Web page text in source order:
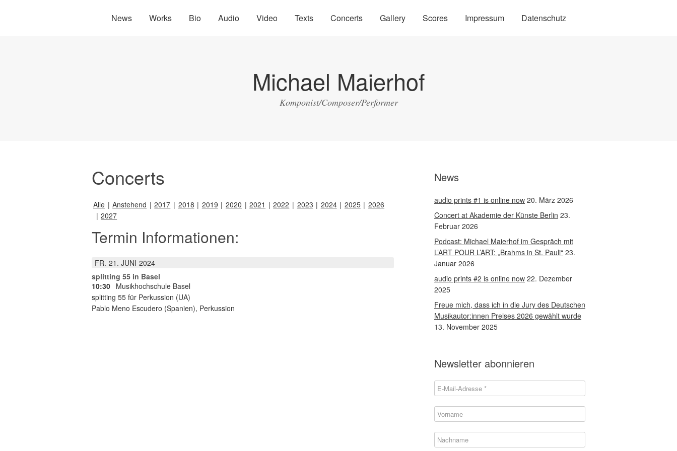
News Works Bio Audio Video Texts Concerts Gallery Scores Impressum Datenschutz
Michael Maierhof
Komponist/Composer/Performer
Concerts
Alle Anstehend 2017 2018 2019 2020 2021 2022 2023 2024 2025
2026
2027
Termin Informationen:
FR. 21 JUNI 2024
splitting 55 in Basel
10:30 Musikhochschule Basel
splitting 55 für Perkussion (UA)
Pablo Meno Escudero (Spanien), Perkussion
News
audio prints #1 is online now 20. März 2026
Concert at Akademie der Künste Berlin 23.
Februar 2026
Podcast: Michael Maierhof im Gespräch mit
L’ART POUR L’ART: „Brahms in St. Pauli“ 23.
Januar 2026
audio prints #2 is online now 22. Dezember
2025
Freue mich, dass ich in die Jury des Deutschen
Musikautor:innen Preises 2026 gewählt wurde
13. November 2025
Newsletter abonnieren